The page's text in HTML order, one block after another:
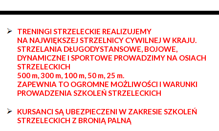
TRENINGI STRZELECKIE REALIZUJEMY
NA NAJWIĘKSZEJ STRZELNICY CYWILNEJ W KRAJU.
STRZELANIA DŁUGODYSTANSOWE, BOJOWE,
DYNAMICZNE I SPORTOWE PROWADZIMY NA OSIACH
STRZELECKICH
500 m, 300 m, 100 m, 50 m, 25 m.
ZAPEWNIA TO OGROMNE MOŻLIWOŚCI I WARUNKI
PROWADZENIA SZKOLEŃ STRZELECKICH
KURSANCI SĄ UBEZPIECZENI W ZAKRESIE SZKOLEŃ
STRZELECKICH Z BRONIĄ PALNĄ